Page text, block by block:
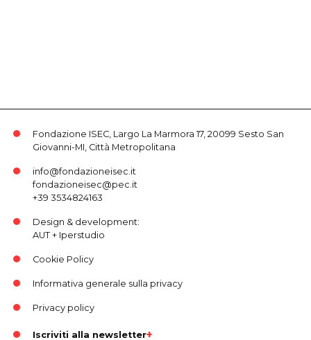
Fondazione ISEC, Largo La Marmora 17, 20099 Sesto San
Giovanni-MI, Città Metropolitana
info@fondazioneisec.it
fondazioneisec@pec.it
+39 3534824163
Design & development:
AUT+ Iperstudio
Cookie Policy
Informativa generale sulla privacy
Privacy policy
Iscriviti alla newsletter